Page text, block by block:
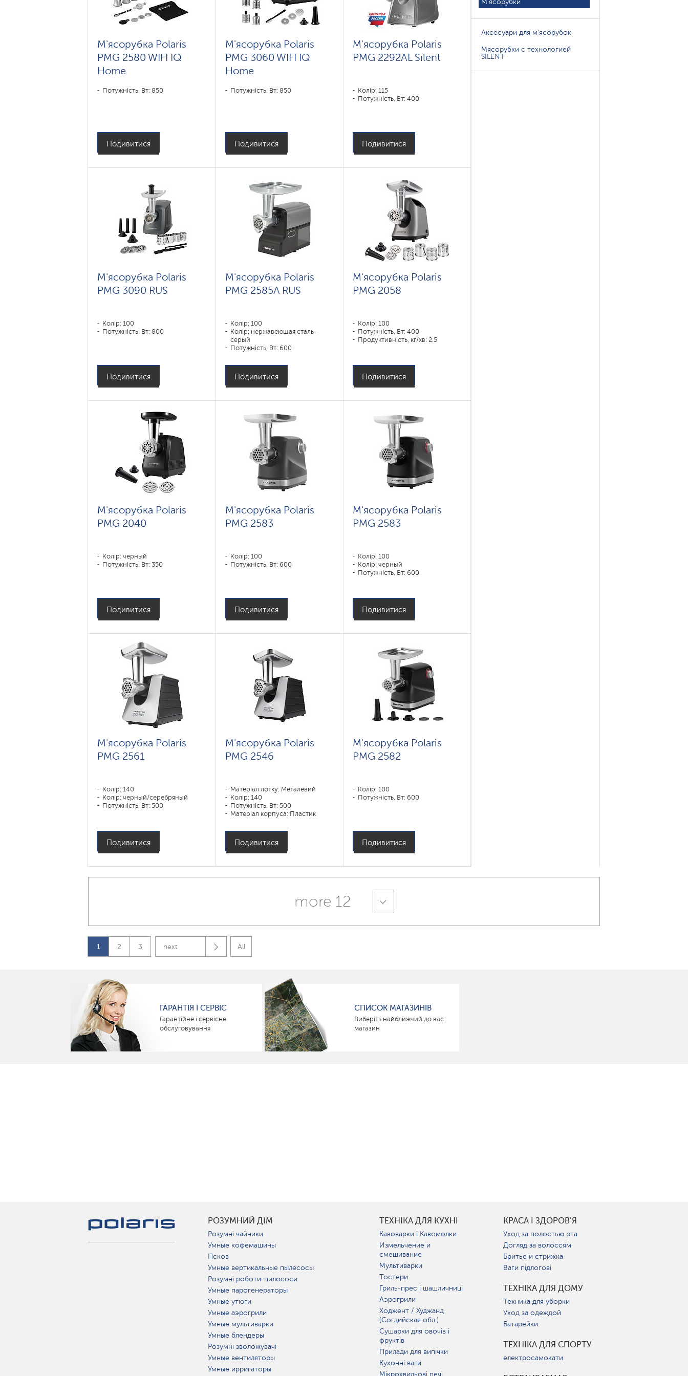
М'ясорубка Polaris
PMG 2580 WIFI IQ
Home
Потужність, Вт: 850
Подивитися
М'ясорубка Polaris
PMG 3060 WIFI IQ
Home
Потужність, Вт: 850
Подивитися
М'ясорубка Polaris
PMG 2292AL Silent
Колір: 115
Потужність, Вт: 400
Подивитися
М'ясорубка Polaris
PMG 3090 RUS
Колір: 100
Потужність, Вт: 800
Подивитися
М'ясорубка Polaris
PMG 2585A RUS
Колір: 100
Колір: нержавеющая сталь-
серый
Потужність, Вт: 600
Подивитися
М'ясорубка Polaris
PMG 2058
Колір: 100
Потужність, Вт: 400
Продуктивність, кг/хв: 2.5
Подивитися
М'ясорубка Polaris
PMG 2040
Колір: черный
Потужність, Вт: 350
Подивитися
М'ясорубка Polaris
PMG 2583
Колір: 100
Потужність, Вт: 600
Подивитися
М'ясорубка Polaris
PMG 2583
Колір: 100
Колір: черный
Потужність, Вт: 600
Подивитися
М'ясорубка Polaris
PMG 2561
Колір: 140
Колір: черный/серебряный
Потужність, Вт: 500
Подивитися
М'ясорубка Polaris
PMG 2546
Матеріал лотку: Металевий
Колір: 140
Потужність, Вт: 500
Матеріал корпуса: Пластик
Подивитися
М'ясорубка Polaris
PMG 2582
Колір: 100
Потужність, Вт: 600
Подивитися
М'ясорубки
Аксесуари для м'ясорубок
Мясорубки с технологией
SILENT
more 12
1 2 3 next All
ГАРАНТІЯ І СЕРВІС
Гарантійне і сервісне
обслуговування
СПИСОК МАГАЗИНІВ
Виберіть найближчий до вас
магазин
РОЗУМНИЙ ДІМ
Розумні чайники
Умные кофемашины
Псков
Умные вертикальные пылесосы
Розумні роботи-пилососи
Умные парогенераторы
Умные утюги
Умные аэрогрили
Умные мультиварки
Умные блендеры
Розумні зволожувачі
Умные вентиляторы
Умные ирригаторы
ТЕХНІКА ДЛЯ КУХНІ
Кавоварки і Кавомолки
Измельчение и
смешивание
Мультиварки
Тостери
Гриль-прес і шашличниці
Аэрогрили
Ходжент / Худжанд
(Согдийская обл.)
Сушарки для овочів і
фруктів
Прилади для випічки
Кухонні ваги
Мікрохвильові печі
КРАСА І ЗДОРОВ'Я
Уход за полостью рта
Догляд за волоссям
Бритье и стрижка
Ваги підлогові
ТЕХНІКА ДЛЯ ДОМУ
Техника для уборки
Уход за одеждой
Батарейки
ТЕХНІКА ДЛЯ СПОРТУ
електросамокати